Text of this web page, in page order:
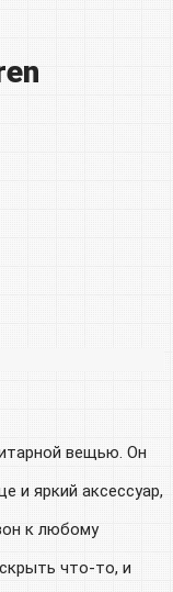
вещью. Он
и яркий аксессуар,
к любому
что-то, и